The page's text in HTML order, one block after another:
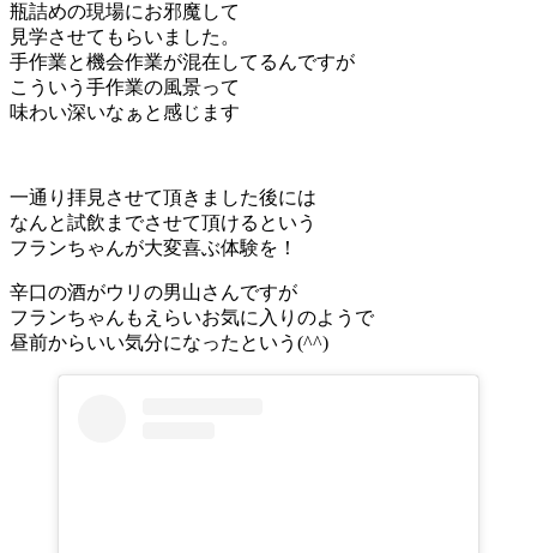
瓶詰めの現場にお邪魔して
見学させてもらいました。
手作業と機会作業が混在してるんですが
こういう手作業の風景って
味わい深いなぁと感じます
一通り拝見させて頂きました後には
なんと試飲までさせて頂けるという
フランちゃんが大変喜ぶ体験を！
辛口の酒がウリの男山さんですが
フランちゃんもえらいお気に入りのようで
昼前からいい気分になったという(^^)